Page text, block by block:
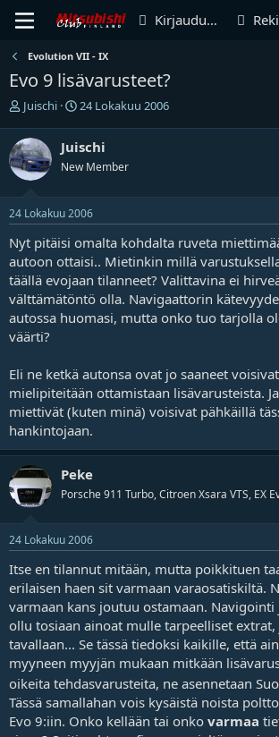
Kirjaudu sisään
Evolution VII - IX
Evo 9 lisävarusteet?
V
e
s
t
i
k
e
j
u
n
a
l
o
i
a
j
a
Juischi
A
i
t
p
i
v
ä
m
ä
24 Lokakuu 2006
Juischi
New Member
24 Lokakuu 2006
Nyt pitäisi omalta kohdalta ruveta
autoon ottaisi.. Mietinkin millä
täällä evojaan tilanneet? Valittavina ei
välttämätöntö olla. Navigaattorin
autossa huomasi, mutta onko tuo tarjolla
väärti?
Eli ne ketkä autonsa ovat jo saaneet
mielipiteitään ottamistaan lisävarusteista.
miettivät (kuten minä) voisivat pähkäillä
hankintojaan.
Peke
Porsche 911 Turbo, Citroen Xsara VTS, EX
24 Lokakuu 2006
Itse en tilannut mitään, mutta poikkituen
erilaisen haen sit varmaan varaosatiskiltä.
varmaan kans joutuu ostamaan.
ollu tosiaan ainoat mulle tarpeelliset
tavallaan... Se tässä tiedoksi kaikille, että
myyneen myyjän mukaan mitkään
oikeita tehdasvarusteita, ne asennetaan
Tässä samallahan vois kysäistä noista
Evo 9:iin. Onko kellään tai onko varmaa